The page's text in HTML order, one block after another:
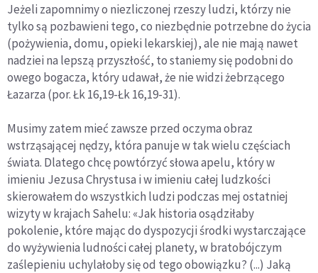
Jeżeli zapomnimy o niezliczonej rzeszy ludzi, którzy nie
tylko są pozbawieni tego, co niezbędnie potrzebne do życia
(pożywienia, domu, opieki lekarskiej), ale nie mają nawet
nadziei na lepszą przyszłość, to staniemy się podobni do
owego bogacza, który udawał, że nie widzi żebrzącego
Łazarza (por. Łk 16,19-Łk 16,19-31).
Musimy zatem mieć zawsze przed oczyma obraz
wstrząsającej nędzy, która panuje w tak wielu częściach
świata. Dlatego chcę powtórzyć słowa apelu, który w
imieniu Jezusa Chrystusa i w imieniu całej ludzkości
skierowałem do wszystkich ludzi podczas mej ostatniej
wizyty w krajach Sahelu: «Jak historia osądziłaby
pokolenie, które mając do dyspozycji środki wystarczające
do wyżywienia ludności całej planety, w bratobójczym
zaślepieniu uchylałoby się od tego obowiązku? (...) Jaką